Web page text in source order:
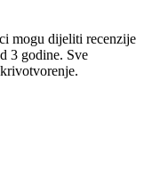
mogu dijeliti recenzije
3 godine. Sve